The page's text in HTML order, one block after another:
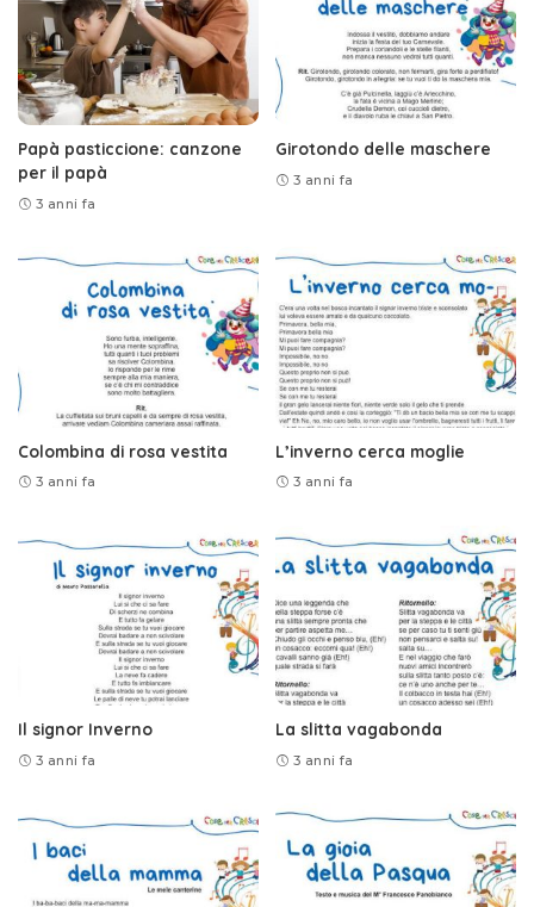
Papà pasticcione: canzone
per il papà
3 anni fa
Girotondo delle maschere
3 anni fa
Colombina di rosa vestita
3 anni fa
L’inverno cerca moglie
3 anni fa
Il signor Inverno
3 anni fa
La slitta vagabonda
3 anni fa